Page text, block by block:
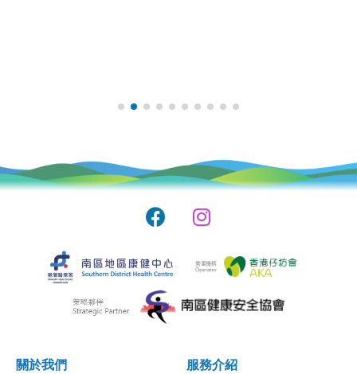
關於我們 服務介紹